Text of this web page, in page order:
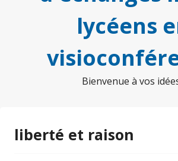
lycéens
Bienvenue à vos
liberté et raison